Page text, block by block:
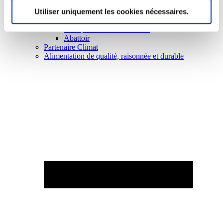
Utiliser uniquement les cookies nécessaires.
Abattoir
Partenaire Climat
Alimentation de qualité, raisonnée et durable